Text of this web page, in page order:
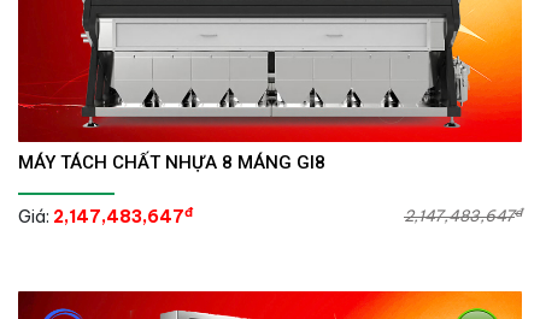
MÁY TÁCH CHẤT NHỰA 8 MÁNG GI8
Giá: 2,147,483,647đ 2,147,483,647đ